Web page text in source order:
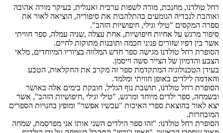
רחל טולדנו, מחנכת, מורה לשפות ערבית ואנגלית, בעיקר מורה אהובה
ואוהבת לנכדיה הגומעים בהתלהבות את סיפוריה, הוציאה לאור את
ספרה המקסים "טילי וגילי, חיפושיות הזהב".
סיפור מרגש על אחיות חיפושיות, אחת עצלה ,שניה עמלה, ספר חוויתי
אשר בין דפיו שזורים פניני חכמה ותובנות מתוקות לחיים.
הסופרת רחל טולדנו מגישה ספר חדש המלווה בציוריו המיוחדים, מלאי
הצבע והדמיון של הצייר סשה וייסמן.
בעידן הטכנולוגיה המתקדמת ספר זה מקרב את החקלאות, הטבע
והאדמה לילדים באופן חוויתי ומלמד.
הסופרת רחל טולדנו, תושבת נוף הגליל, חובקת בימים אלה באושר
ובשמחה, ספר ילדים מיוחד ומרגש, "טילי וגילי ,חיפושיות הזהב", אשר
יצא לאור בהוצאת ספרי האיכות "עכשיו אפשר" ומופץ בחנויות הספרים
המובחרות.
הסופרת רחל טולדנו: "זהו ספר הילדים השני אותו אני מפרסמת, שמחה